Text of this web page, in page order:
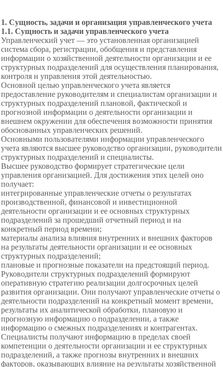
1. Сущность, задачи и организация управленческого учета
1.1. Сущность и задачи управленческого учета
Управленческий учет — это установленная организацией
система сбора, регистрации, обобщения и представления
информации о хозяйственной деятельности организации и ее
структурных подразделений для осуществления планирования,
контроля и управления этой деятельностью.
Основной целью управленческого учета является
предоставление руководителям и специалистам организации и
структурных подразделений плановой, фактической и
прогнозной информации о деятельности организации и
внешнем окружении для обеспечения возможности принятия
обоснованных управленческих решений.
Основными пользователями информации управленческого
учета являются высшее руководство организации, руководители
структурных подразделений и специалисты.
Высшее руководство формирует стратегические цели
управления организацией. Для достижения этих целей оно
получает:
интегрированные управленческие отчеты о результатах
производственной, финансовой и инвестиционной
деятельности организации и ее основных структурных
подразделений за прошедший отчетный период и на
конкретный период времени;
материалы анализа влияния внутренних и внешних факторов
на результаты деятельности организации и ее основных
структурных подразделений;
плановые и прогнозные показатели на предстоящий период.
Руководители структурных подразделений формируют
оперативную стратегию реализации долгосрочных целей
развития организации. Они получают управленческие отчеты о
деятельности подразделений на конкретный момент времени,
результаты их аналитической обработки, плановую и
прогнозную информацию о подразделении, а также
информацию о смежных подразделениях и контрагентах.
Специалисты получают информацию в пределах своей
компетенции о деятельности организации и ее структурных
подразделений, а также прогнозы внутренних и внешних
факторов, оказывающих влияние на результаты хозяйственной